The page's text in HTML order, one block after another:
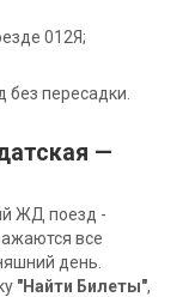
012Я;
без пересадки.
—
ЖД поезд -
все
день.
"Найти Билеты",